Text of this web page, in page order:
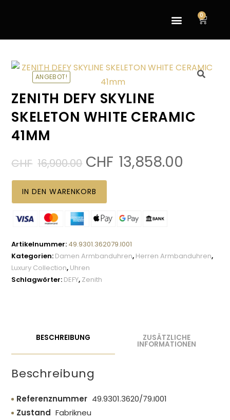
0
ANGEBOT!
ZENITH DEFY SKYLINE
SKELETON WHITE CERAMIC
41MM
CHF 16,900.00 CHF 13,858.00
IN DEN WARENKORB
Artikelnummer: 49.9301.362079.I001
Kategorien: Damen Armbanduhren, Herren Armbanduhren,
Luxury Collection, Uhren
Schlagwörter: DEFY, Zenith
BESCHREIBUNG ZUSÄTZLICHE
INFORMATIONEN
Beschreibung
Referenznummer 49.9301.3620/79.I001
Zustand Fabrikneu